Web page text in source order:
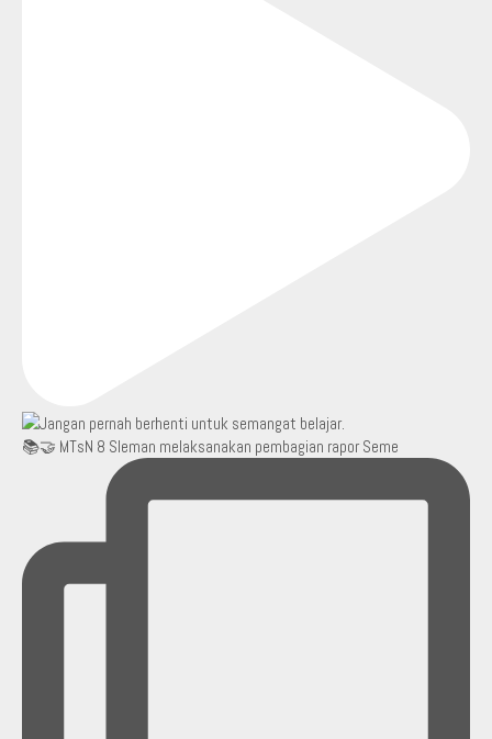
📚🤝 MTsN 8 Sleman melaksanakan pembagian rapor Seme